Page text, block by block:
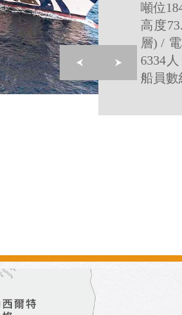
噸位
高度
層) /
6334
船員數